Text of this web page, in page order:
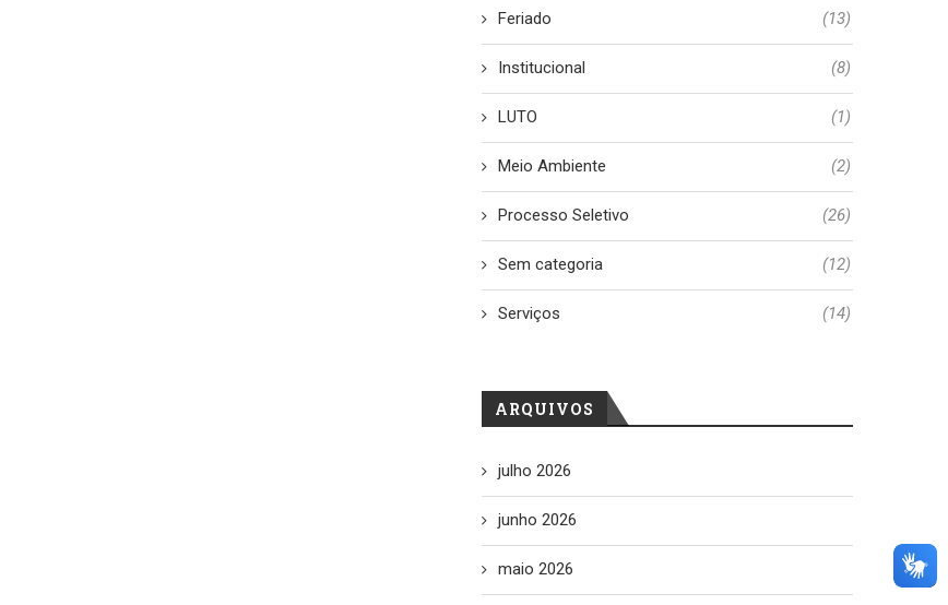
Feriado (13)
Institucional (8)
LUTO (1)
Meio Ambiente (2)
Processo Seletivo (26)
Sem categoria (12)
Serviços (14)
ARQUIVOS
julho 2026
junho 2026
maio 2026